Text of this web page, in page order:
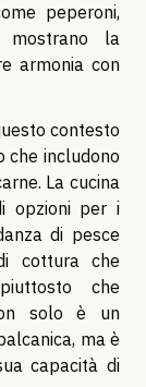
peperoni,
mostrano la
armonia con
contesto
che includono
La cucina
opzioni per i
di pesce
cottura che
che
solo è un
ma è
capacità di